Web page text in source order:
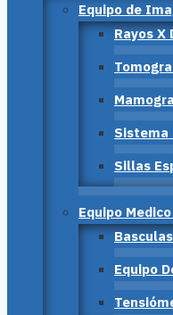
Equipo de
Rayos X
Sistema
Sillas
Equipo
Equipo